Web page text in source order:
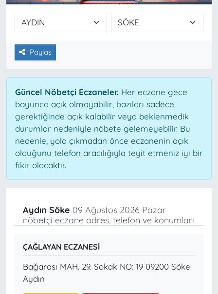
Paylaş
Güncel Nöbetçi Eczaneler.Her eczane gece
boyunca açık olmayabilir, bazıları sadece
gerektiğinde açık kalabilir veya beklenmedik
durumlar nedeniyle nöbete gelemeyebilir. Bu
nedenle, yola çıkmadan önce eczanenin açık
olduğunu telefon aracılığıyla teyit etmeniz iyi bir
fikir olacaktır.
Aydın Söke 09 Ağustos 2026 Pazar
nöbetçi eczane adres, telefon ve konumları
ÇAĞLAYAN ECZANESİ
Bağarası MAH. 29. Sokak NO: 19 09200 Söke
Aydın